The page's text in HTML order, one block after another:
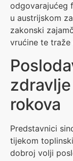
odgovarajućeg
u austrijskom
zakonski
vrućine te
rokova
Predstavnici
tijekom
dobroj volji